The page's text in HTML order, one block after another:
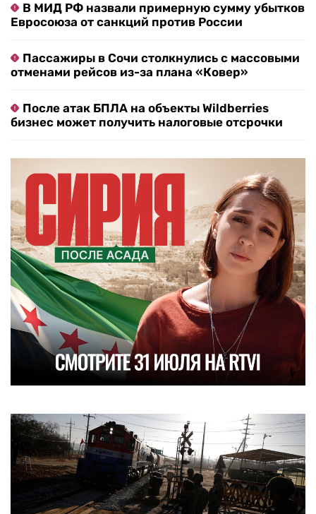
В МИД РФ назвали примерную сумму убытков
Евросоюза от санкций против России
Пассажиры в Сочи столкнулись с массовыми
отменами рейсов из-за плана «Ковер»
После атак БПЛА на объекты Wildberries
бизнес может получить налоговые отсрочки